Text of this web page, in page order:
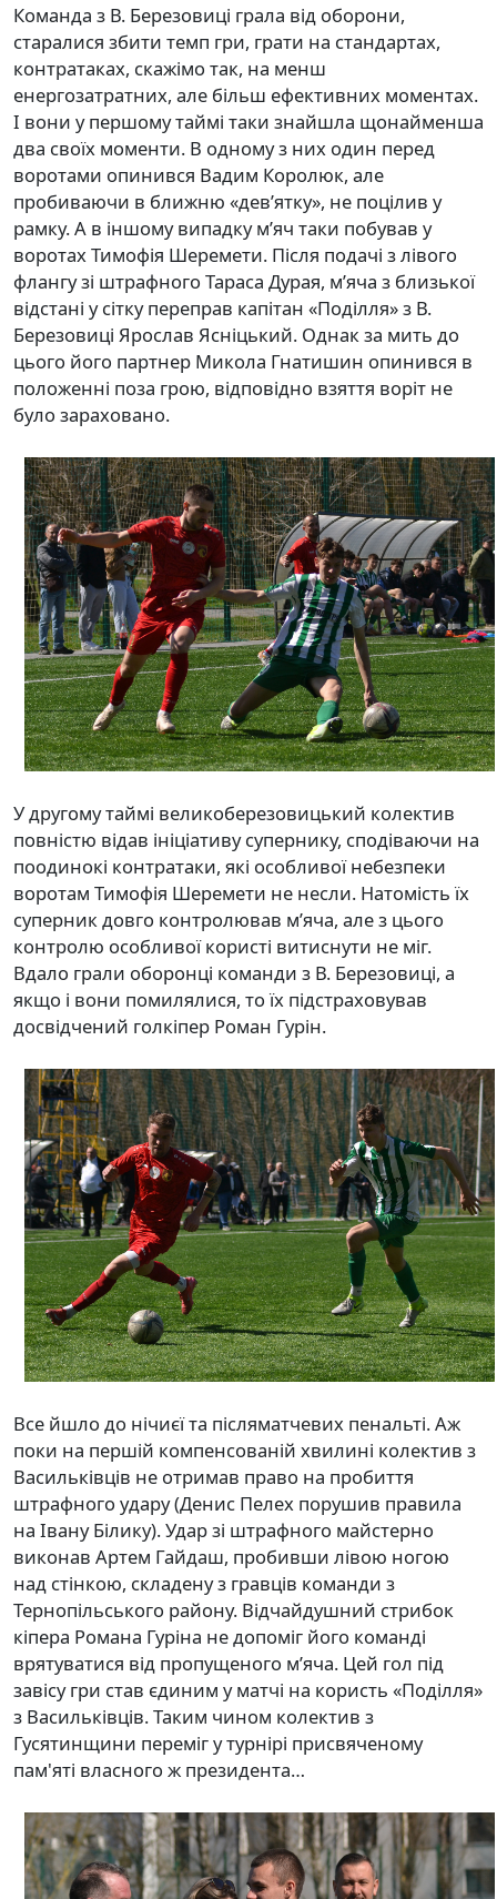
Команда з В. Березовиці грала від оборони,
старалися збити темп гри, грати на стандартах,
контратаках, скажімо так, на менш
енергозатратних, але більш ефективних моментах.
І вони у першому таймі таки знайшла щонайменша
два своїх моменти. В одному з них один перед
воротами опинився Вадим Королюк, але
пробиваючи в ближню «дев’ятку», не поцілив у
рамку. А в іншому випадку м’яч таки побував у
воротах Тимофія Шеремети. Після подачі з лівого
флангу зі штрафного Тараса Дурая, м’яча з близької
відстані у сітку переправ капітан «Поділля» з В.
Березовиці Ярослав Ясніцький. Однак за мить до
цього його партнер Микола Гнатишин опинився в
положенні поза грою, відповідно взяття воріт не
було зараховано.
У другому таймі великоберезовицький колектив
повністю відав ініціативу супернику, сподіваючи на
поодинокі контратаки, які особливої небезпеки
воротам Тимофія Шеремети не несли. Натомість їх
суперник довго контролював м’яча, але з цього
контролю особливої користі витиснути не міг.
Вдало грали оборонці команди з В. Березовиці, а
якщо і вони помилялися, то їх підстраховував
досвідчений голкіпер Роман Гурін.
Все йшло до нічиєї та післяматчевих пенальті. Аж
поки на першій компенсованій хвилині колектив з
Васильківців не отримав право на пробиття
штрафного удару (Денис Пелех порушив правила
на Івану Білику). Удар зі штрафного майстерно
виконав Артем Гайдаш, пробивши лівою ногою
над стінкою, складену з гравців команди з
Тернопільського району. Відчайдушний стрибок
кіпера Романа Гуріна не допоміг його команді
врятуватися від пропущеного м’яча. Цей гол під
завісу гри став єдиним у матчі на користь «Поділля»
з Васильківців. Таким чином колектив з
Гусятинщини переміг у турнірі присвяченому
пам'яті власного ж президента…